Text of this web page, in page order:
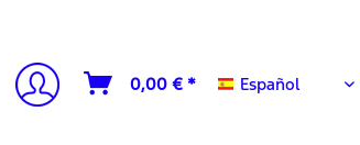
0,00 € * Español
Español